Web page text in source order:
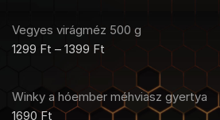
Vegyes virágméz 500 g
1299 Ft – 1399 Ft
Winky a hóember méhviasz gyertya
1690Ft